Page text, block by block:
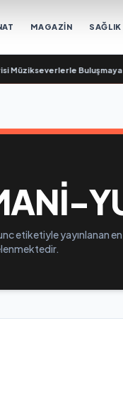
MAGAZİN SAĞLIK
Buluşmaya
etiketiyle yayınlanan en